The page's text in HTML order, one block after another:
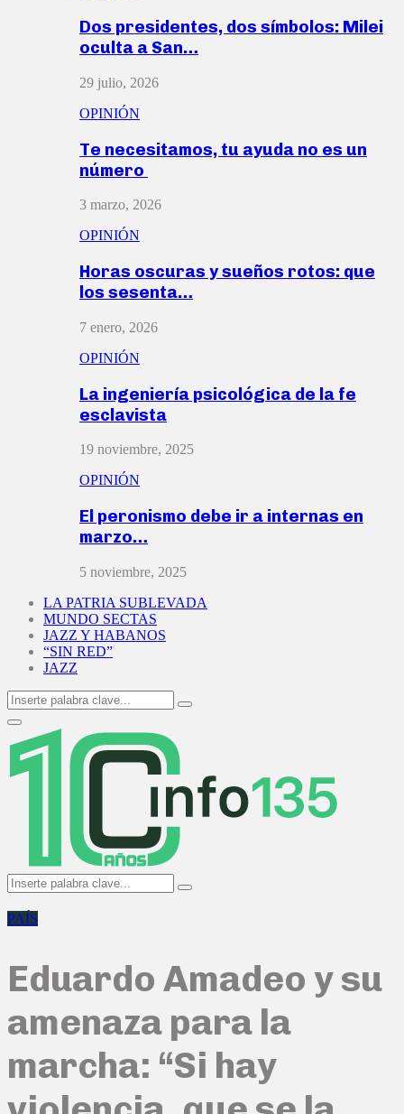
Dos presidentes, dos símbolos: Milei
oculta a San…
29 julio, 2026
OPINIÓN
Te necesitamos, tu ayuda no es un
número
3 marzo, 2026
OPINIÓN
Horas oscuras y sueños rotos: que
los sesenta…
7 enero, 2026
OPINIÓN
La ingeniería psicológica de la fe
esclavista
19 noviembre, 2025
OPINIÓN
El peronismo debe ir a internas en
marzo…
5 noviembre, 2025
LA PATRIA SUBLEVADA
MUNDO SECTAS
JAZZ Y HABANOS
“SIN RED”
JAZZ
Search
for:
Search
Primary
Menu
Search
for:
Search
PAÍS
Eduardo Amadeo y su
amenaza para la
marcha: “Si hay